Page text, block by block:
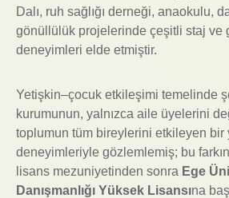
Dalı, ruh sağlığı derneği, anaokulu,
gönüllülük projelerinde çeşitli staj ve
deneyimleri elde etmiştir.
Yetişkin–çocuk etkileşimi temelinde
kurumunun, yalnızca aile üyelerini
toplumun tüm bireylerini etkileyen bir
deneyimleriyle gözlemlemiş; bu
lisans mezuniyetinden sonra Ege
Danışmanlığı Yüksek Lisansına